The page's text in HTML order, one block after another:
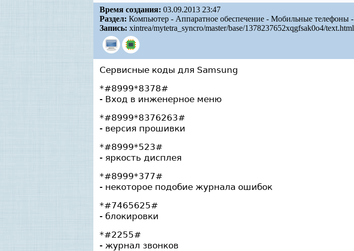
Время создания: 03.09.2013 23:47
Раздел: Компьютер - Аппаратное обеспечение - Мобильные телефоны -
Запись: xintrea/mytetra_syncro/master/base/1378237652xqgfsak0o4/text.html
Сервисные коды для Samsung
*#8999*8378#
- Вход в инженерное меню
*#8999*8376263#
- версия прошивки
*#8999*523#
- яркость дисплея
*#8999*377#
- некоторое подобие журнала ошибок
*#7465625#
- блокировки
*#2255#
- журнал звонков